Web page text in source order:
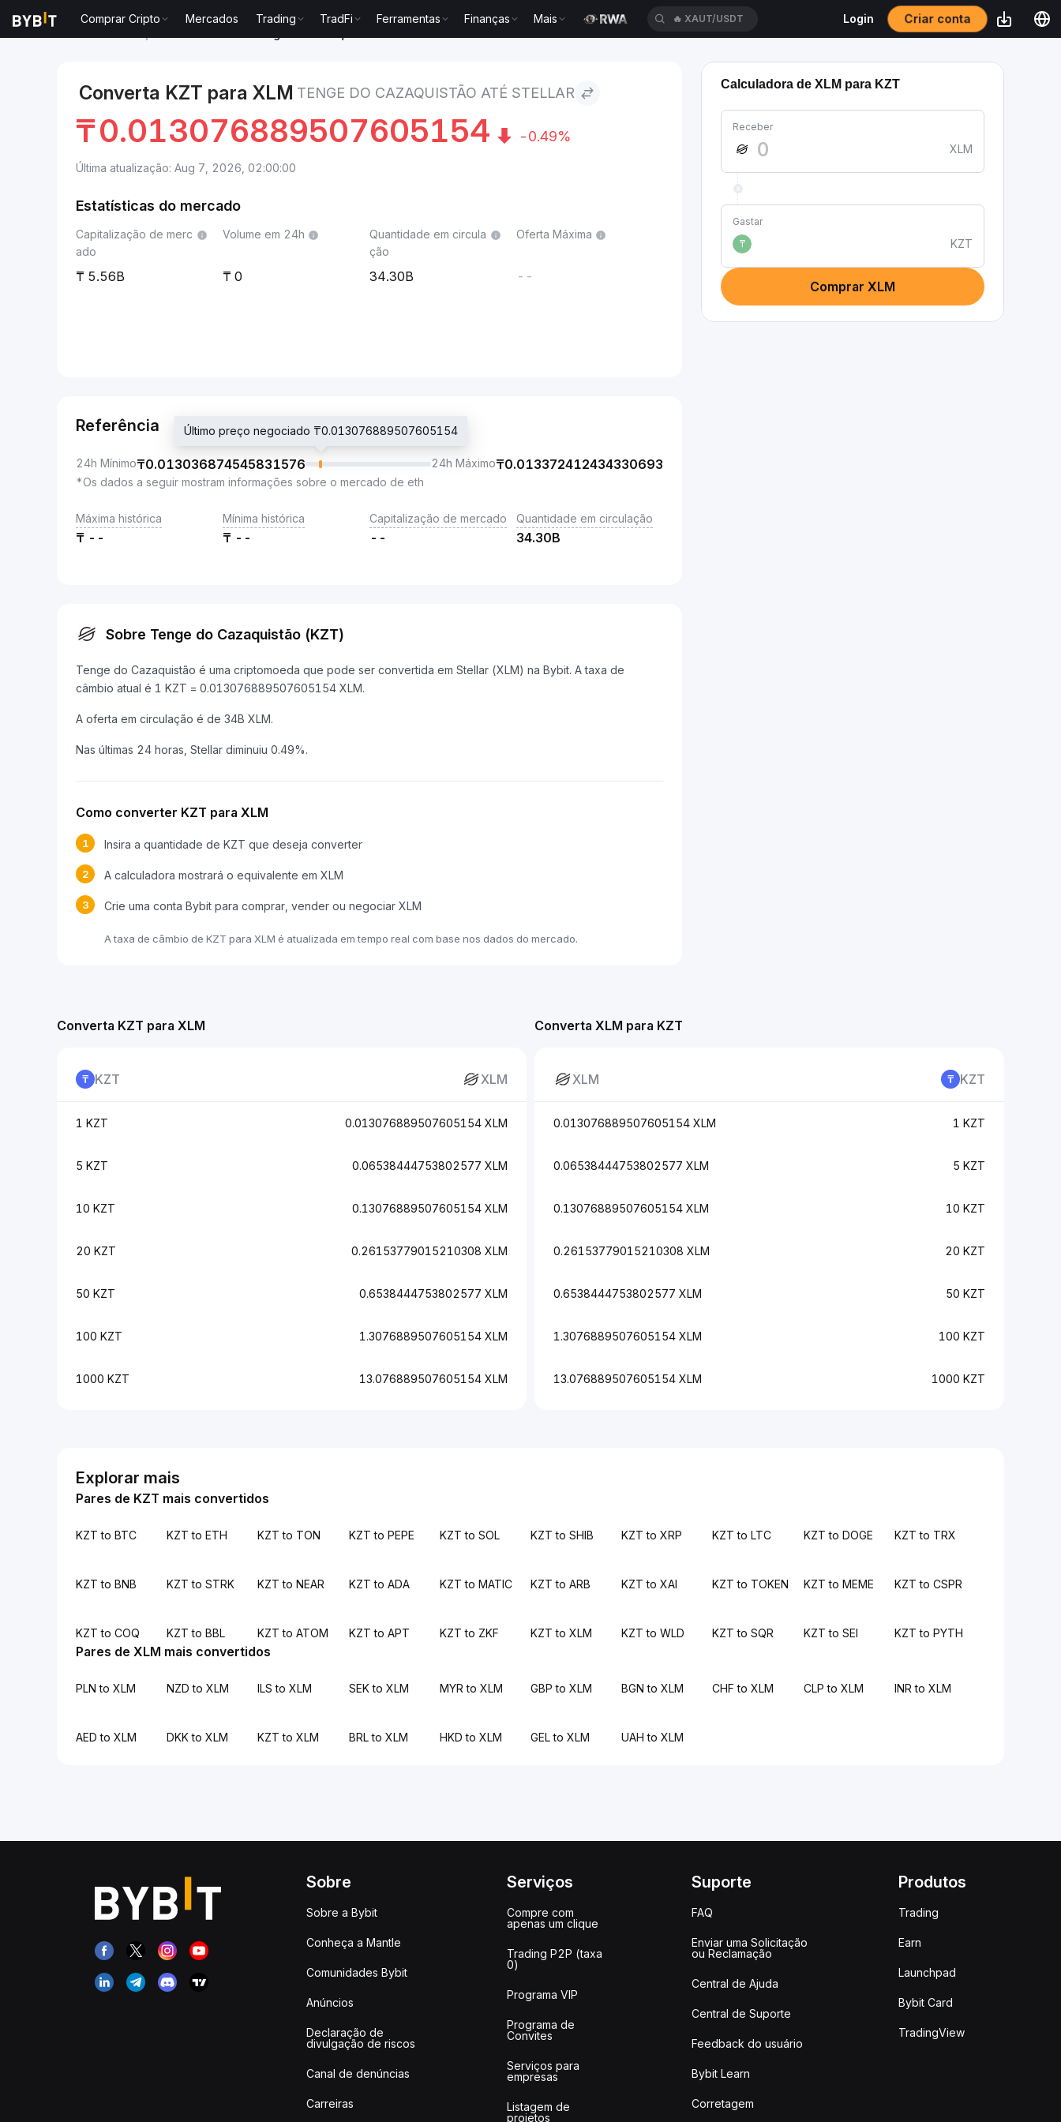
Comprar Cripto Mercados Trading TradFi Ferramentas Finanças Mais 🔥 XAUT/USDT Login Criar conta
Converta KZT para XLM TENGE DO CAZAQUISTÃO ATÉ STELLAR
₸0.013076889507605154 -0.49%
Última atualização: Aug 7, 2026, 02:00:00
Estatísticas do mercado
Capitalização de merc
ado
5.56B
Volume em 24h
0
Quantidade em circula
ção
34.30B
Oferta Máxima
--
Referência
24h Mínimo₸0.013036874545831576
Último preço negociado ₸0.013076889507605154
24h Máximo₸0.013372412434330693
*Os dados a seguir mostram informações sobre o mercado de eth
Máxima histórica
₸ --
Mínima histórica
₸ --
Capitalização de mercado
--
Quantidade em circulação
34.30B
Sobre Tenge do Cazaquistão (KZT)
Tenge do Cazaquistão é uma criptomoeda que pode ser convertida em Stellar (XLM) na Bybit. A taxa de
câmbio atual é 1 KZT = 0.013076889507605154 XLM.
A oferta em circulação é de 34B XLM.
Nas últimas 24 horas, Stellar diminuiu 0.49%.
Como converter KZT para XLM
1 Insira a quantidade de KZT que deseja converter
2 A calculadora mostrará o equivalente em XLM
3 Crie uma conta Bybit para comprar, vender ou negociar XLM
A taxa de câmbio de KZT para XLM é atualizada em tempo real com base nos dados do mercado.
Calculadora de XLM para KZT
Receber
XLM
Gastar
₸
KZT
Comprar XLM
Converta XLM para KZT
XLM KZT
0.013076889507605154 XLM 1 KZT
0.06538444753802577 XLM 5 KZT
0.13076889507605154 XLM 10 KZT
0.26153779015210308 XLM 20 KZT
0.6538444753802577 XLM 50 KZT
1.3076889507605154 XLM 100 KZT
13.076889507605154 XLM 1000 KZT
Converta KZT para XLM
KZT XLM
1 KZT 0.013076889507605154 XLM
5 KZT 0.06538444753802577 XLM
10 KZT 0.13076889507605154 XLM
20 KZT 0.26153779015210308 XLM
50 KZT 0.6538444753802577 XLM
100 KZT 1.3076889507605154 XLM
1000 KZT 13.076889507605154 XLM
Explorar mais
Pares de KZT mais convertidos
KZT to BTC KZT to ETH KZT to TON KZT to PEPE KZT to SOL KZT to SHIB KZT to XRP KZT to LTC KZT to DOGE KZT to TRX
KZT to BNB KZT to STRK KZT to NEAR KZT to ADA KZT to MATIC KZT to ARB KZT to XAI KZT to TOKEN KZT to MEME KZT to CSPR
KZT to COQ KZT to BBL KZT to ATOM KZT to APT KZT to ZKF KZT to XLM KZT to WLD KZT to SQR KZT to SEI KZT to PYTH
Pares de XLM mais convertidos
PLN to XLM NZD to XLM ILS to XLM SEK to XLM MYR to XLM GBP to XLM BGN to XLM CHF to XLM CLP to XLM INR to XLM
AED to XLM DKK to XLM KZT to XLM BRL to XLM HKD to XLM GEL to XLM UAH to XLM
Sobre
Sobre a Bybit
Conheça a Mantle
Comunidades Bybit
Anúncios
Declaração de
divulgação de riscos
Canal de denúncias
Carreiras
Serviços
Compre com
apenas um clique
Trading P2P (taxa
0)
Programa VIP
Programa de
Convites
Serviços para
empresas
Listagem de
projetos
Suporte
FAQ
Enviar uma Solicitação
ou Reclamação
Central de Ajuda
Central de Suporte
Feedback do usuário
Bybit Learn
Corretagem
Produtos
Trading
Earn
Launchpad
Bybit Card
TradingView